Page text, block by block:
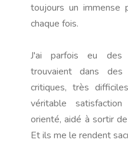
toujours un immense
chaque fois.
J'ai parfois eu des
trouvaient dans des
critiques, très
véritable
orienté, aidé à sortir
Et ils me le rendent